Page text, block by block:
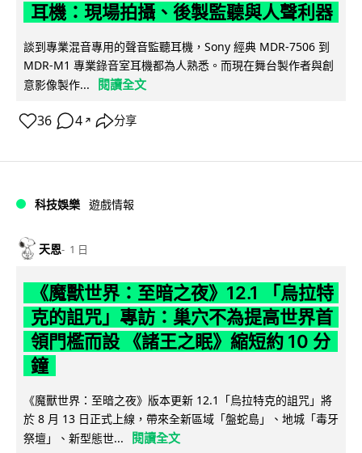
耳機：現場拍攝、後製監聽與人聲利器
談到專業混音專用的聲音監聽耳機，Sony 經典 MDR-7506 到
MDR-M1 專業錄音室耳機都為人熟悉。而現在舞台製作者與創
意影像製作...
閱讀全文
36 4 ↗ 分享
科技娛樂 遊戲情報
天恩 1 日
《魔獸世界：至暗之夜》12.1 「烏拉特
克的詛咒」專訪：巢穴不為提高世界首
領門檻而設 《諸王之眠》縮短約 10 分
鐘
《魔獸世界：至暗之夜》版本更新 12.1「烏拉特克的詛咒」將
於 8 月 13 日正式上線，帶來全新區域「盤蛇島」、地城「毒牙
祭壇」、新型態世...
閱讀全文